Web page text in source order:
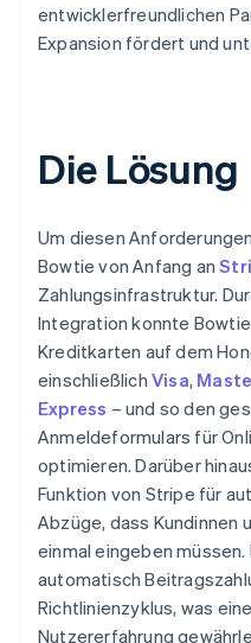
entwicklerfreundlichen
Expansion fördert und
Die Lösung
Um diesen
Bowtie von Anfang an
Zahlungsinfrastruktur.
Integration konnte
Kreditkarten auf dem
einschließlich Visa,
Express – und so den
Anmeldeformulars für
optimieren. Darüber
Funktion von Stripe für
Abzüge, dass Kundinnen
einmal eingeben
automatisch
Richtlinienzyklus, was
Nutzererfahrung